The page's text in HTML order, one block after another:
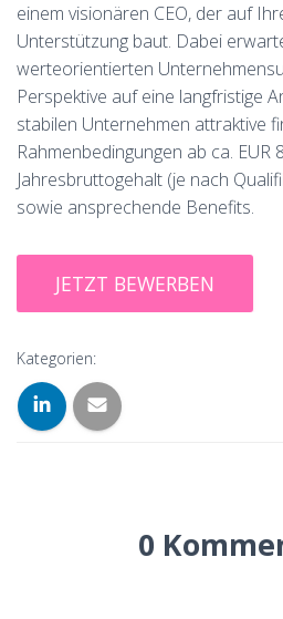
einem visionären CEO, der auf
Unterstützung baut. Dabei
werteorientierten
Perspektive auf eine langfristige
stabilen Unternehmen attraktive
Rahmenbedingungen ab ca. EUR
Jahresbruttogehalt (je nach
sowie ansprechende Benefits.
Kategorien:
0